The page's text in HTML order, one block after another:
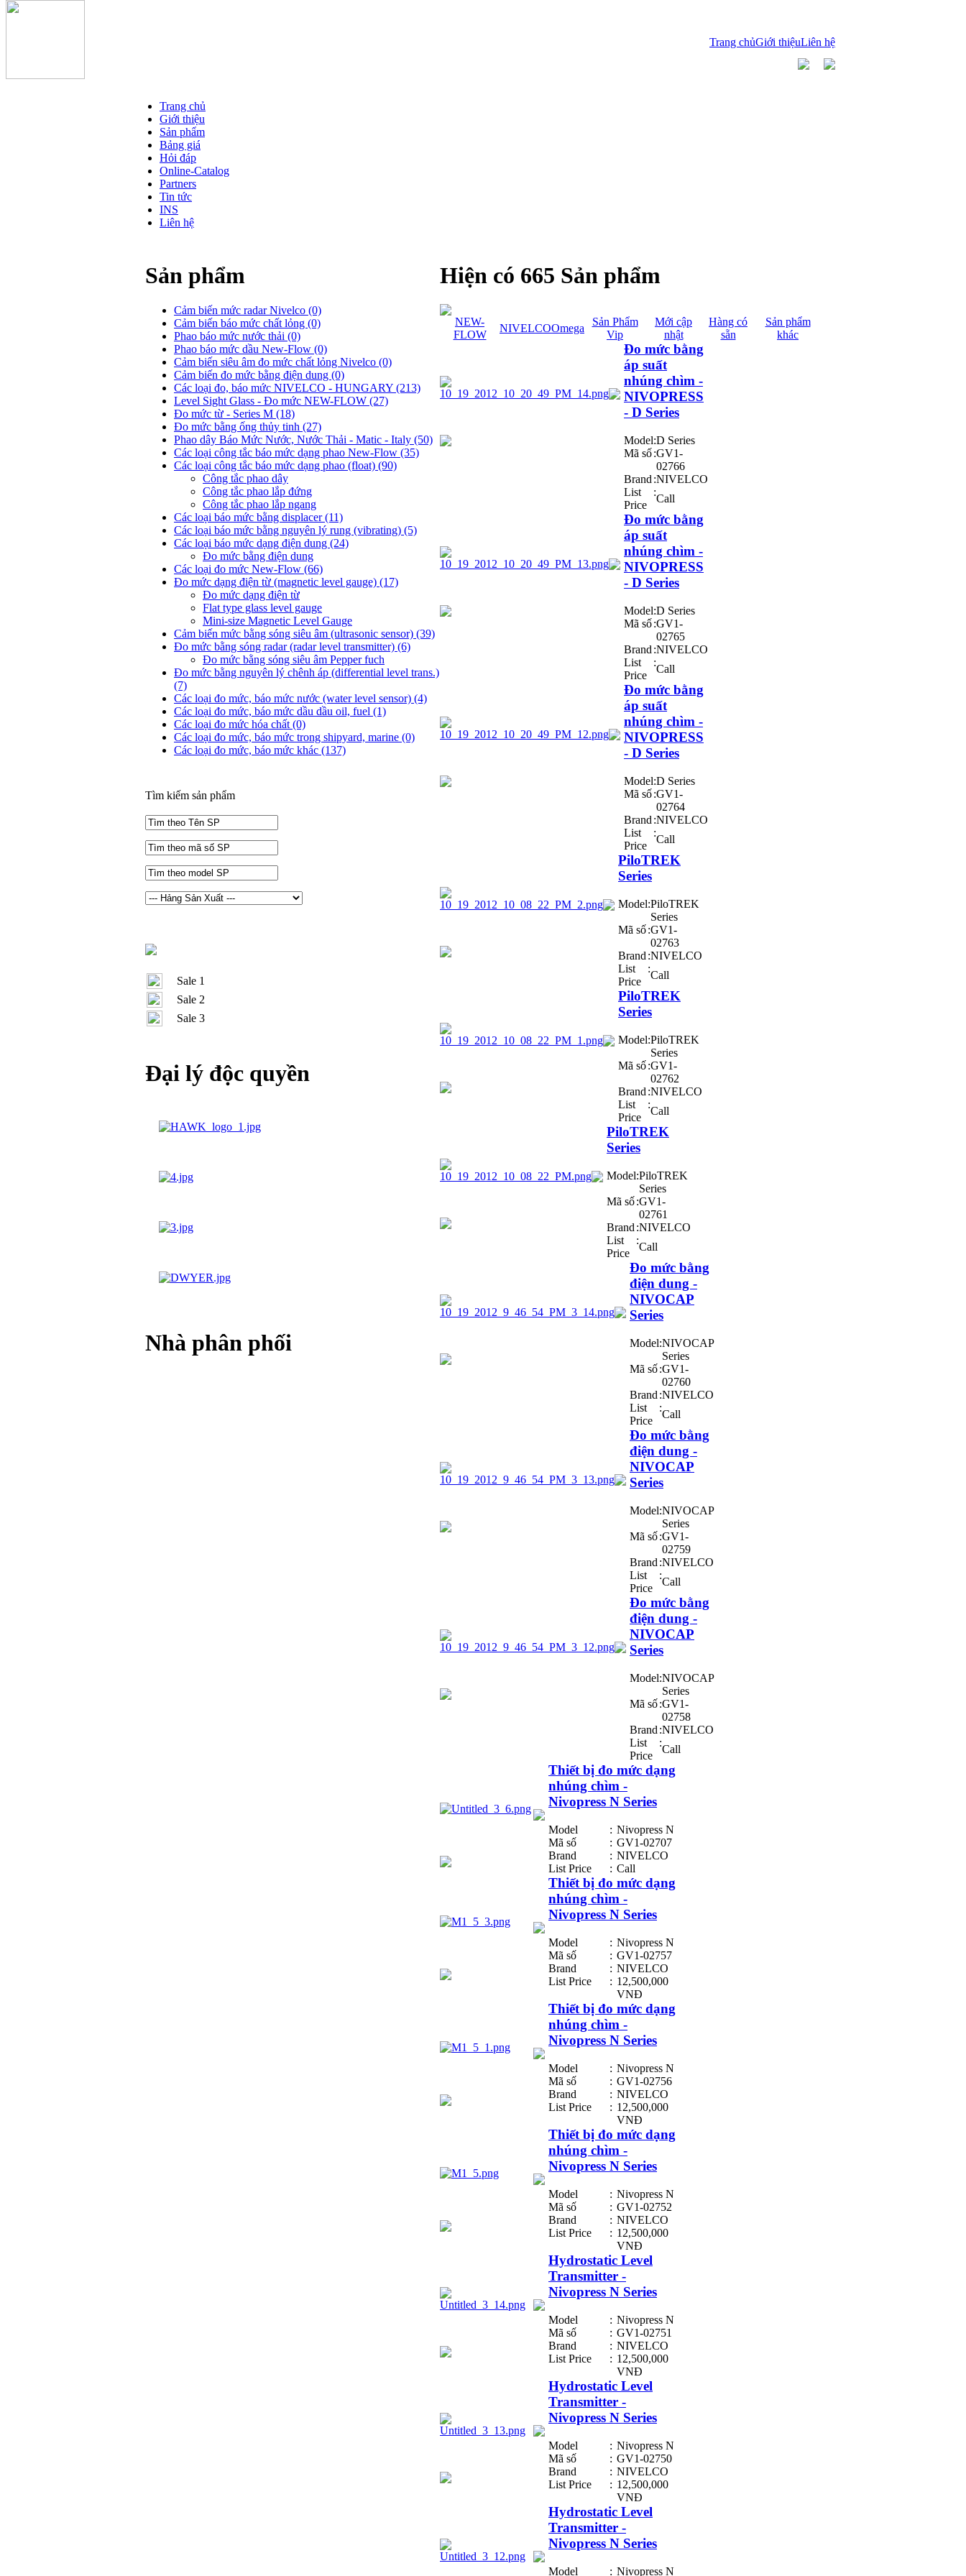
Trang chủGiới thiệuLiên hệ
Trang chủ
Giới thiệu
Sản phẩm
Bảng giá
Hỏi đáp
Online-Catalog
Partners
Tin tức
INS
Liên hệ
Sản phẩm
Cảm biến mức radar Nivelco (0)
Cảm biến báo mức chất lỏng (0)
Phao báo mức nước thải (0)
Phao báo mức dầu New-Flow (0)
Cảm biến siêu âm đo mức chất lỏng Nivelco (0)
Cảm biến đo mức bằng điện dung (0)
Các loại đo, báo mức NIVELCO - HUNGARY (213)
Level Sight Glass - Đo mức NEW-FLOW (27)
Đo mức từ - Series M (18)
Đo mức bằng ống thủy tinh (27)
Phao dây Báo Mức Nước, Nước Thải - Matic - Italy (50)
Các loại công tắc báo mức dạng phao New-Flow (35)
Các loại công tắc báo mức dạng phao (float) (90)
Công tắc phao dây
Công tắc phao lắp đứng
Công tắc phao lắp ngang
Các loại báo mức bằng displacer(11)
Các loại báo mức bằng nguyên lý rung (vibrating) (5)
Các loại báo mức dạng điện dung (24)
Đo mức bằng điện dung
Các loại đo mức New-Flow (66)
Đo mức dạng điện từ (magnetic level gauge) (17)
Đo mức dạng điện từ
Flat type glass level gauge
Mini-size Magnetic Level Gauge
Cảm biến mức bằng sóng siêu âm (ultrasonic sensor) (39)
Đo mức bằng sóng radar (radar level transmitter) (6)
Đo mức bằng sóng siêu âm Pepper fuch
Đo mức bằng nguyên lý chênh áp (differential level trans.)
(7)
Các loại đo mức, báo mức nước (water level sensor) (4)
Các loại đo mức, báo mức dầu dầu oil, fuel (1)
Các loại đo mức hóa chất(0)
Các loại đo mức, báo mức trong shipyard, marine (0)
Các loại đo mức, báo mức khác (137)
Tìm kiếm sản phẩm
Sale 1
Sale 2
Sale 3
Đại lý độc quyền
Nhà phân phối
Hiện có 665 Sản phẩm
NEW-
FLOW
NIVELCOOmega
Sản Phẩm
Vip
Mới cập
nhật
Hàng có
sẵn
Sản phẩm
khác
Đo mức bằng
áp suất
nhúng chìm -
NIVOPRESS
- D Series
Model:D Series
Mã số:GV1-
02766
Brand :NIVELCO
List
Price
:
Call
Đo mức bằng
áp suất
nhúng chìm -
NIVOPRESS
- D Series
Model:D Series
Mã số:GV1-
02765
Brand :NIVELCO
List
Price
:
Call
Đo mức bằng
áp suất
nhúng chìm -
NIVOPRESS
- D Series
Model:D Series
Mã số:GV1-
02764
Brand :NIVELCO
List
Price
:
Call
PiloTREK
Series
Model:PiloTREK
Series
Mã số:GV1-
02763
Brand :NIVELCO
List
Price
:
Call
PiloTREK
Series
Model:PiloTREK
Series
Mã số:GV1-
02762
Brand :NIVELCO
List
Price
:
Call
PiloTREK
Series
Model:PiloTREK
Series
Mã số:GV1-
02761
Brand :NIVELCO
List
Price
:
Call
Đo mức bằng
điện dung -
NIVOCAP
Series
Model:NIVOCAP
Series
Mã số:GV1-
02760
Brand :NIVELCO
List
Price
:
Call
Đo mức bằng
điện dung -
NIVOCAP
Series
Model:NIVOCAP
Series
Mã số:GV1-
02759
Brand :NIVELCO
List
Price
:
Call
Đo mức bằng
điện dung -
NIVOCAP
Series
Model:NIVOCAP
Series
Mã số:GV1-
02758
Brand :NIVELCO
List
Price
:
Call
Thiết bị đo mức dạng
nhúng chìm -
Nivopress N Series
Model : Nivopress N
Mã số
: GV1-02707
Brand
: NIVELCO
List Price
: Call
Thiết bị đo mức dạng
nhúng chìm -
Nivopress N Series
Model : Nivopress N
Mã số
: GV1-02757
Brand
: NIVELCO
List Price
: 12,500,000
VNĐ
Thiết bị đo mức dạng
nhúng chìm -
Nivopress N Series
Model : Nivopress N
Mã số
: GV1-02756
Brand
: NIVELCO
List Price
: 12,500,000
VNĐ
Thiết bị đo mức dạng
nhúng chìm -
Nivopress N Series
Model : Nivopress N
Mã số
: GV1-02752
Brand
: NIVELCO
List Price
: 12,500,000
VNĐ
Hydrostatic Level
Transmitter -
Nivopress N Series
Model : Nivopress N
Mã số
: GV1-02751
Brand
: NIVELCO
List Price
: 12,500,000
VNĐ
Hydrostatic Level
Transmitter -
Nivopress N Series
Model : Nivopress N
Mã số
: GV1-02750
Brand
: NIVELCO
List Price
: 12,500,000
VNĐ
Hydrostatic Level
Transmitter -
Nivopress N Series
Model : Nivopress N